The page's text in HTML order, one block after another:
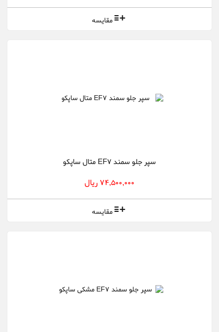
مقایسه
سپر جلو سمند EF7 متال ساپکو
74,500,000 ریال
مقایسه